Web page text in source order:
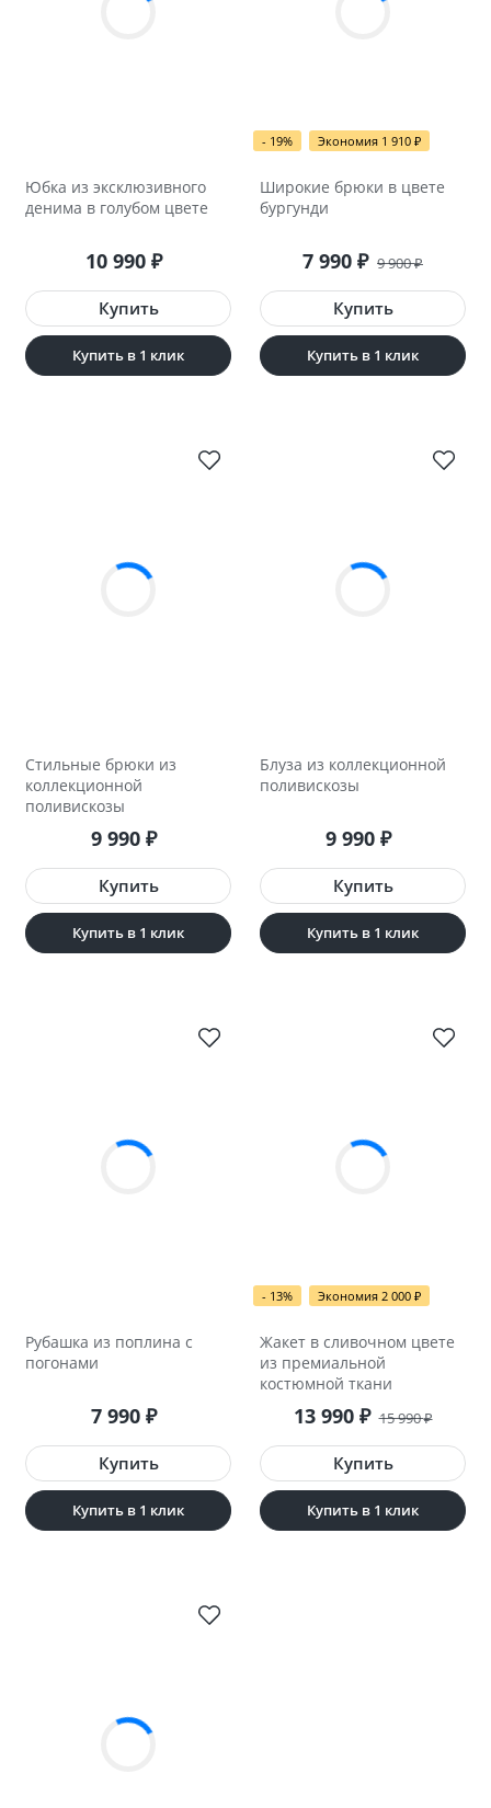
Юбка из эксклюзивного
денима в голубом цвете
10 990 ₽
Купить в 1 клик
- 19% Экономия 1 910 ₽
Широкие брюки в цвете
бургунди
7 990 ₽ 9 900₽
Купить в 1 клик
Стильные брюки из
коллекционной
поливискозы
9 990 ₽
Купить в 1 клик
Блуза из коллекционной
поливискозы
9 990 ₽
Купить в 1 клик
Рубашка из поплина с
погонами
7 990 ₽
Купить в 1 клик
- 13% Экономия 2 000 ₽
Жакет в сливочном цвете
из премиальной
костюмной ткани
13 990 ₽ 15 990₽
Купить в 1 клик